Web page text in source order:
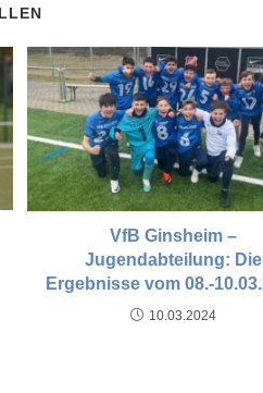
VfB Ginsheim –
Jugendabteilung: Die
Ergebnisse vom 08.-
10.03.2024